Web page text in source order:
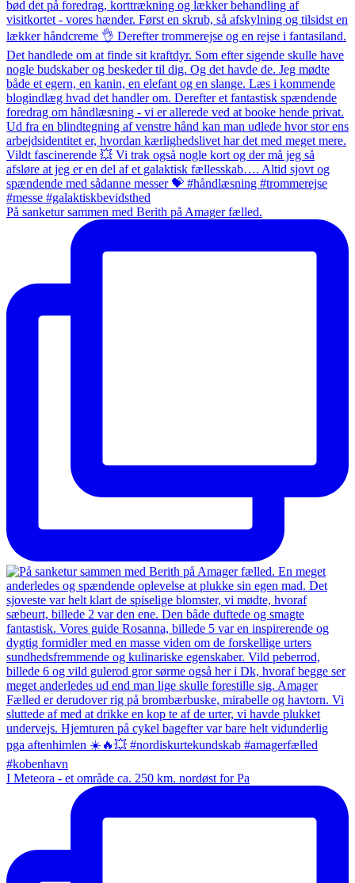
På sanketur sammen med Berith på Amager fælled.
I Meteora - et område ca. 250 km. nordøst for Pa